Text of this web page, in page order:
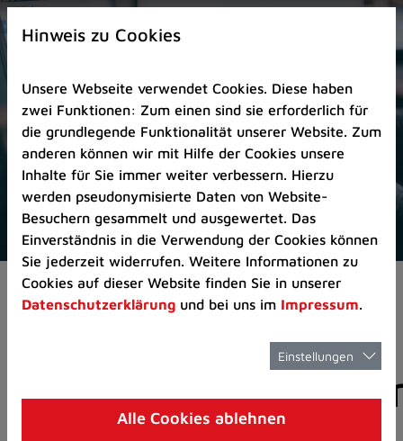
Zur
Startseite
Zum
Seitenanfang
springen
(Schnelltaste
A)
Zur
Navigation/Menü
springen
(Schnelltaste
M)
Zur
8)
Aktuelles Pressemitteilungen
Hinweis zu Cookies
Unsere Webseite verwendet Cookies. Diese haben
zwei Funktionen: Zum einen sind sie erforderlich für
die grundlegende Funktionalität unserer Website. Zum
anderen können wir mit Hilfe der Cookies unsere
Inhalte für Sie immer weiter verbessern. Hierzu
werden pseudonymisierte Daten von Website-
Besuchern gesammelt und ausgewertet. Das
Einverständnis in die Verwendung der Cookies können
Sie jederzeit widerrufen. Weitere Informationen zu
Cookies auf dieser Website finden Sie in unserer
Datenschutzerklärung und bei uns im Impressum.
Einstellungen
Alle Cookies ablehnen